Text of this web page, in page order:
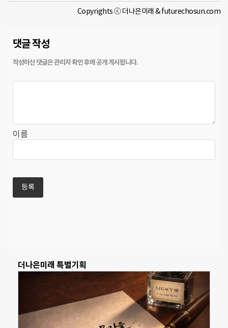
Copyrights ⓒ 더나은미래 & futurechosun.com
댓글 작성
이름
더나은미래 특별기획